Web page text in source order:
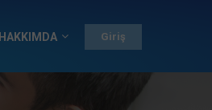
HAKKIMDA Giriş